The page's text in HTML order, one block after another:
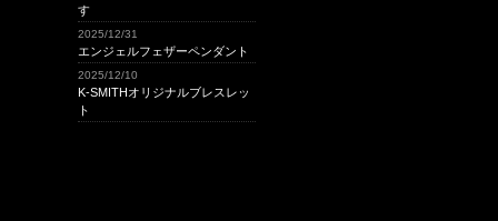
2022年6月
2022年3月
2022年2月
す
2025/12/31
エンジェルフェザーペンダント
2025/12/10
K-SMITHオリジナルブレスレッ
ト